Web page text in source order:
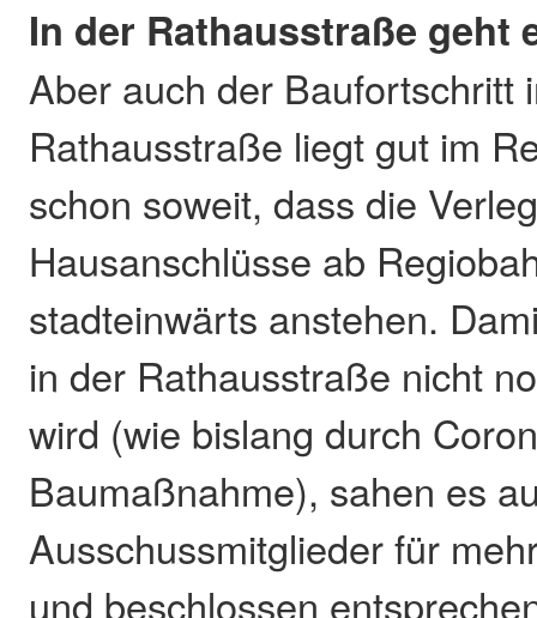
In der Rathausstraße geht
Aber auch der Baufortschritt
Rathausstraße liegt gut im
schon soweit, dass die
Hausanschlüsse ab
stadteinwärts anstehen.
in der Rathausstraße nicht
wird (wie bislang durch
Baumaßnahme), sahen es
Ausschussmitglieder für
und beschlossen